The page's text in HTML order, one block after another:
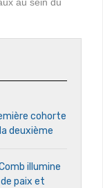
cohorte
deuxième
illumine
paix et